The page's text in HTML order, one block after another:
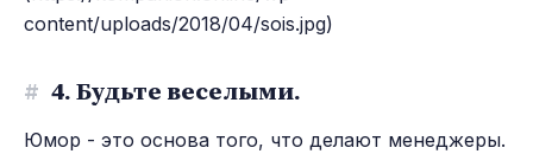
content/uploads/2018/04/sois.jpg)
# 4. Будьте веселыми.
Юмор - это основа того, что делают менеджеры.